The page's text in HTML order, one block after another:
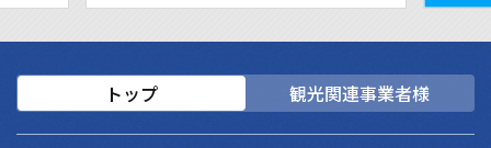
トップ 観光関連事業者様